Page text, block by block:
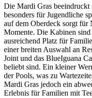
Die Mardi Gras
besonders für Jugendliche
auf dem Oberdeck sorgt für
Momente. Die Kabinen sind
ausreichend Platz für
einer breiten Auswahl an
Joint und das BlueIguana
beliebt sind. Ein kleiner
der Pools, was zu
Mardi Gras jedoch ein
Erlebnis für Familien mit